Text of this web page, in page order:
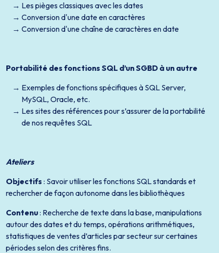
Les pièges classiques avec les dates
Conversion d'une date en caractères
Conversion d'une chaîne de caractères en date
Portabilité des fonctions SQL d’un SGBD à un autre
Exemples de fonctions spécifiques à SQL Server,
MySQL, Oracle, etc.
Les sites des références pour s’assurer de la portabilité
de nos requêtes SQL
Ateliers
Objectifs : Savoir utiliser les fonctions SQL standards et
rechercher de façon autonome dans les bibliothèques
Contenu: Recherche de texte dans la base, manipulations
autour des dates et du temps, opérations arithmétiques,
statistiques de ventes d’articles par secteur sur certaines
périodes selon des critères fins.